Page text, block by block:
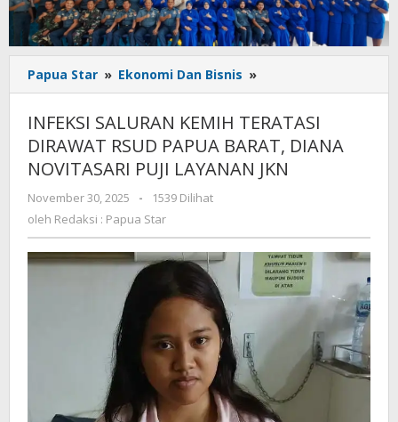
Papua Star » Ekonomi Dan Bisnis »
SALURAN
TERATASI
DIRAWAT
RSUD
NOVITASARI
PUJI
LAYANAN
JKN
INFEKSI SALURAN KEMIH TERATASI
DIRAWAT RSUD PAPUA BARAT, DIANA
NOVITASARI PUJI LAYANAN JKN
November 30, 2025
oleh
Redaksi
Star
-
1539 Dilihat
oleh Redaksi : Papua Star